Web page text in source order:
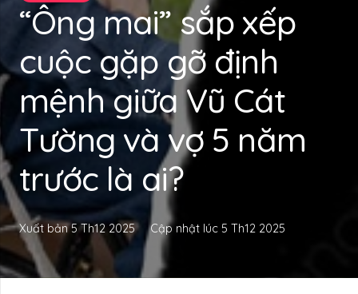
“Ông mai” sắp xếp
cuộc gặp gỡ định
mệnh giữa Vũ Cát
Tường và vợ 5 năm
trước là ai?
Xuất bản5 Th12 2025 Cập nhật lúc 5 Th12 2025